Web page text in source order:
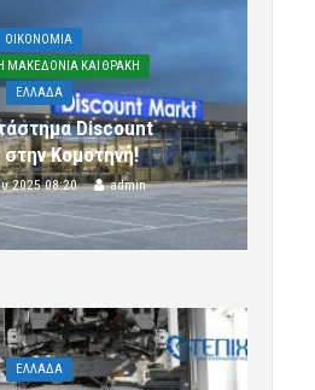
OIKONOMIA
ΜΑΚΕΔΟΝΙΑ ΚΑΙ ΘΡΑΚΗ
ΕΛΛΑΔΑ
Discount
Κομοτηνή!
2025 08:20 admin
ΕΛΛΑΔΑ